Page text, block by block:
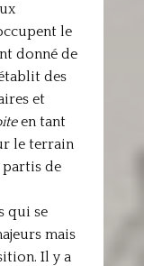
le
donné de
des
et
en tant
le terrain
de
qui se
mais
Il y a